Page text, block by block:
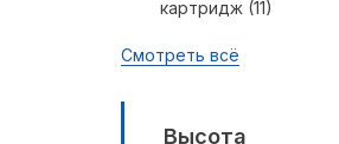
картридж (11)
Смотреть всё
Высота